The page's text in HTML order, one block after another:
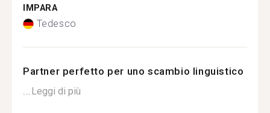
IMPARA
Tedesco
Partner perfetto per uno scambio linguistico
...Leggi di più